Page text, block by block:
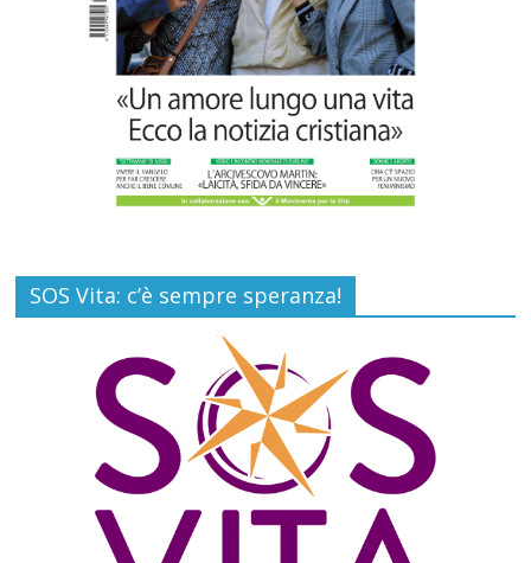
SOS Vita: c’è sempre speranza!